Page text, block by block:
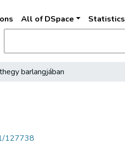
All of DSpace Statistics
barlangjában
127738